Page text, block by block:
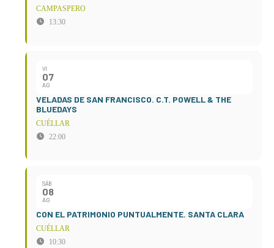
CAMPASPERO
13:30
VI
07
AG
VELADAS DE SAN FRANCISCO. C.T. POWELL & THE
BLUEDAYS
CUÉLLAR
22:00
SÁB
08
AG
CON EL PATRIMONIO PUNTUALMENTE. SANTA CLARA
CUÉLLAR
10:30